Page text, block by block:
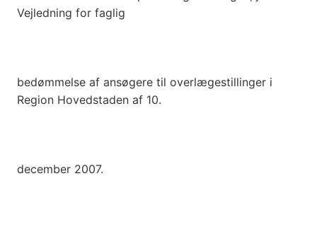
Vejledning for faglig
bedømmelse af ansøgere til overlægestillinger i
Region Hovedstaden af 10.
december 2007.